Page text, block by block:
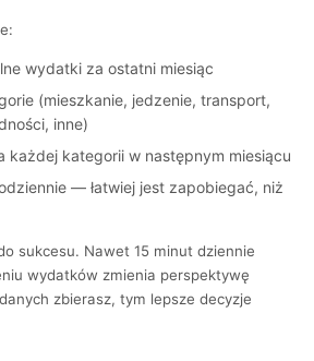
wydatki za ostatni miesiąc
(mieszkanie, jedzenie, transport,
inne)
każdej kategorii w następnym miesiącu
— łatwiej jest zapobiegać, niż
sukcesu. Nawet 15 minut dziennie
wydatków zmienia perspektywę
zbierasz, tym lepsze decyzje